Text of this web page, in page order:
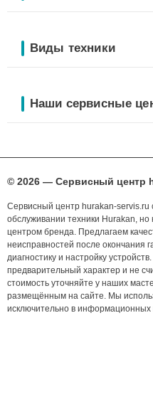
Виды техники
Наши сервисные
© 2026 — Сервисный центр
Сервисный центр hurakan-servis.ru
обслуживании техники Hurakan,
центром бренда. Предлагаем
неисправностей после окончания
диагностику и настройку
предварительный характер и не
стоимость уточняйте у наших
размещённым на сайте. Мы
исключительно в информационных